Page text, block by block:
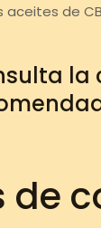
aceites de
la
de